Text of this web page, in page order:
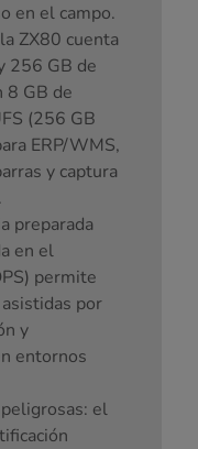
en el campo.
ZX80 cuenta
256 GB de
8 GB de
(256 GB
ERP/WMS,
y captura
preparada
en el
permite
por
y
entornos
el